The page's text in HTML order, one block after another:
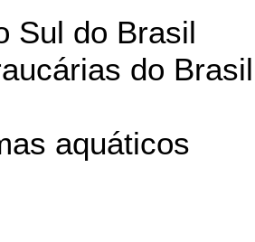
Sul do Brasil
do Brasil
aquáticos